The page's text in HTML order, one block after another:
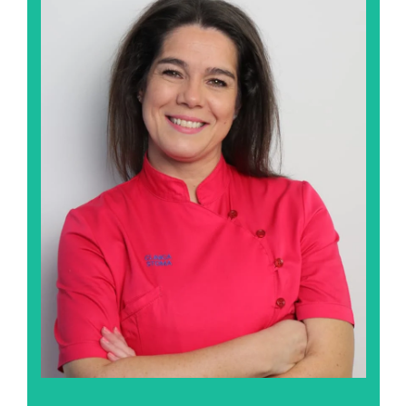
Lara Arellano Fernández
Su pasión es el punto de cruz. Hace cuadros
espectaculares que después muestra a sus
compañeros de la clínica con orgullo. Colabora
con la asociación Madrid Felina para protección de
Ver su perfil profesional